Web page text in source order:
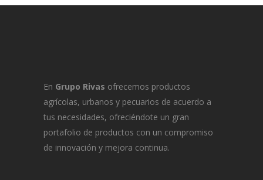
En Grupo Rivas ofrecemos productos
agrícolas, urbanos y pecuarios de acuerdo a
tus necesidades, ofreciéndote un gran
portafolio de productos con un compromiso
de innovación y mejora continua.